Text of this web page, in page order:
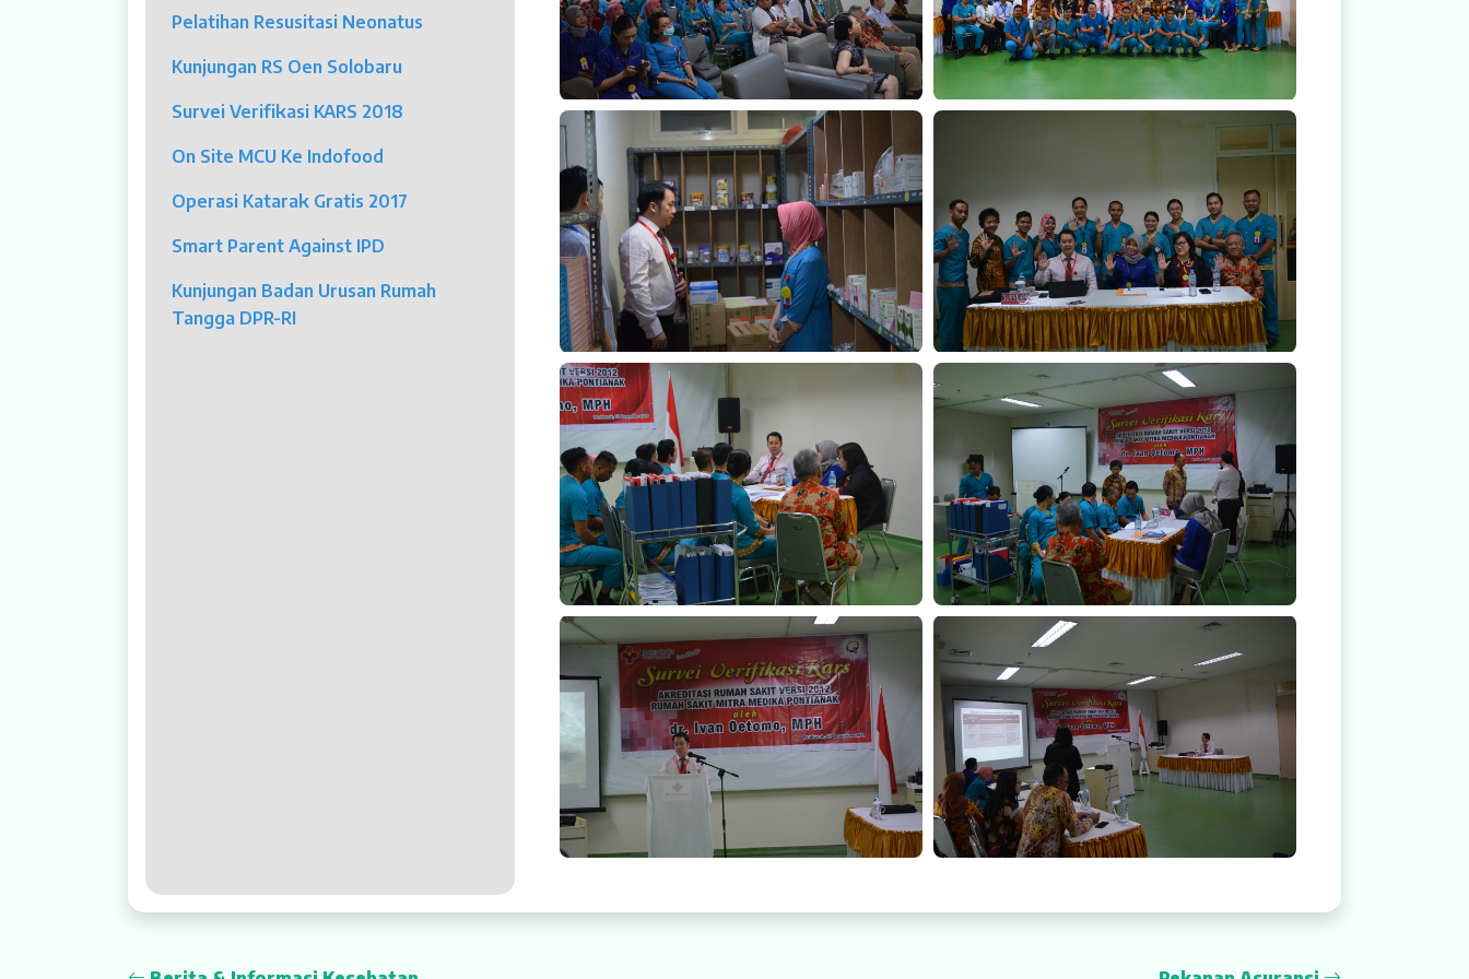
Dokter Spesialis
Dokter Umum
Rawat Jalan
Promo
Video Edukasi Kesehatan
Pelatihan Resusitasi Neonatus
Kunjungan RS Oen Solobaru
Survei Verifikasi KARS 2018
On Site MCU Ke Indofood
Operasi Katarak Gratis 2017
Smart Parent Against IPD
Kunjungan Badan Urusan Rumah
Tangga DPR-RI